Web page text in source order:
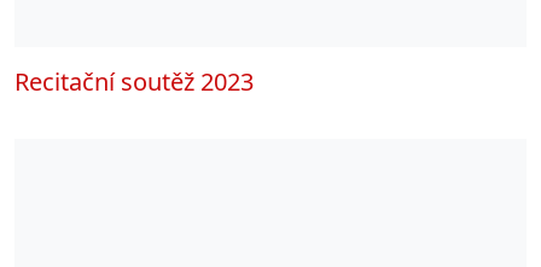
Recitační soutěž 2023